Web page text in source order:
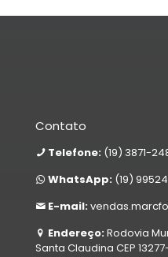
Contato
Telefone: (19) 3871-
WhatsApp: (19)
E-mail:
Endereço: Rodovia
Santa Claudina CEP